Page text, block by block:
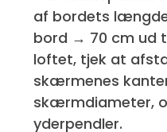
af bordets
bord → 70 cm ud
loftet, tjek at
skærmenes
skærmdiameter,
yderpendler.